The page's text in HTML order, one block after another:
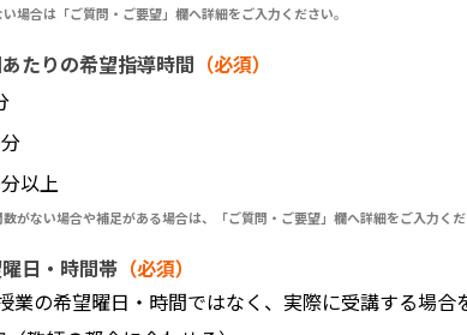
場合は「ご質問・ご要望」欄へ詳細をご入力ください。
たりの希望指導時間 （必須）
以上
がない場合や補足がある場合は、「ご質問・ご要望」欄へ詳細をご入力くだ
日・時間帯 （必須）
業の希望曜日・時間ではなく、実際に受講する場